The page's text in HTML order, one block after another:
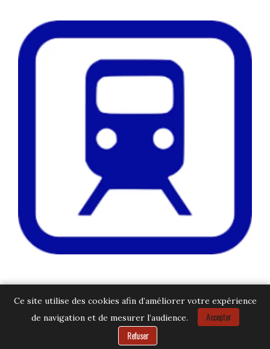
Ce site utilise des cookies afin d’améliorer votre expérience
de navigation et de mesurer l’audience.
Accepter
Refuser